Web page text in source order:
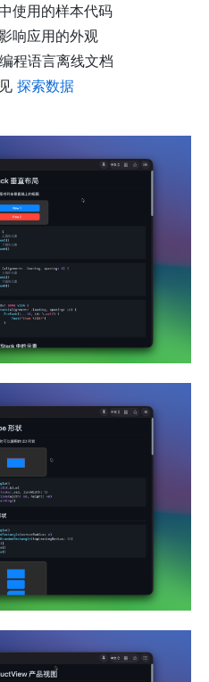
使用的样本代码
响应用的外观
程语言离线文档
探索数据